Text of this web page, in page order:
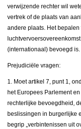
verwijzende rechter wil
vertrek of de plaats van
andere plaats. Het
(internationaal) bevoegd is.
Prejudiciële vragen:
1. Moet artikel 7, punt 1,
het Europees Parlement
rechterlijke bevoegdheid,
beslissingen in burgerlijke
begrip „verbintenissen uit